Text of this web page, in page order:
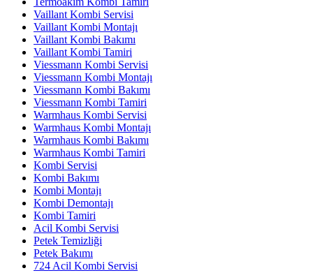
Vaillant Kombi Servisi
Vaillant Kombi Montajı
Vaillant Kombi Bakımı
Vaillant Kombi Tamiri
Viessmann Kombi Servisi
Viessmann Kombi Montajı
Viessmann Kombi Bakımı
Viessmann Kombi Tamiri
Warmhaus Kombi Servisi
Warmhaus Kombi Montajı
Warmhaus Kombi Bakımı
Warmhaus Kombi Tamiri
Kombi Servisi
Kombi Bakımı
Kombi Montajı
Kombi Demontajı
Kombi Tamiri
Acil Kombi Servisi
Petek Temizliği
Petek Bakımı
724 Acil Kombi Servisi